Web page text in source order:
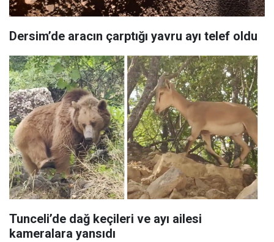
Dersim’de aracın çarptığı yavru ayı telef oldu
Tunceli’de dağ keçileri ve ayı ailesi
kameralara yansıdı